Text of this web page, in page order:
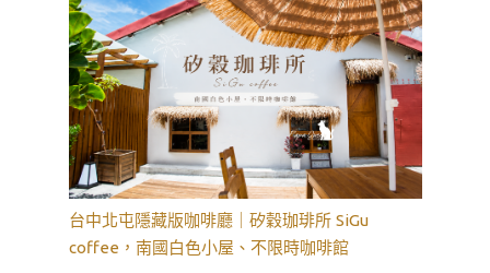
台中北屯隱藏版咖啡廳｜矽穀珈琲所 SiGu
coffee，南國白色小屋、不限時咖啡館